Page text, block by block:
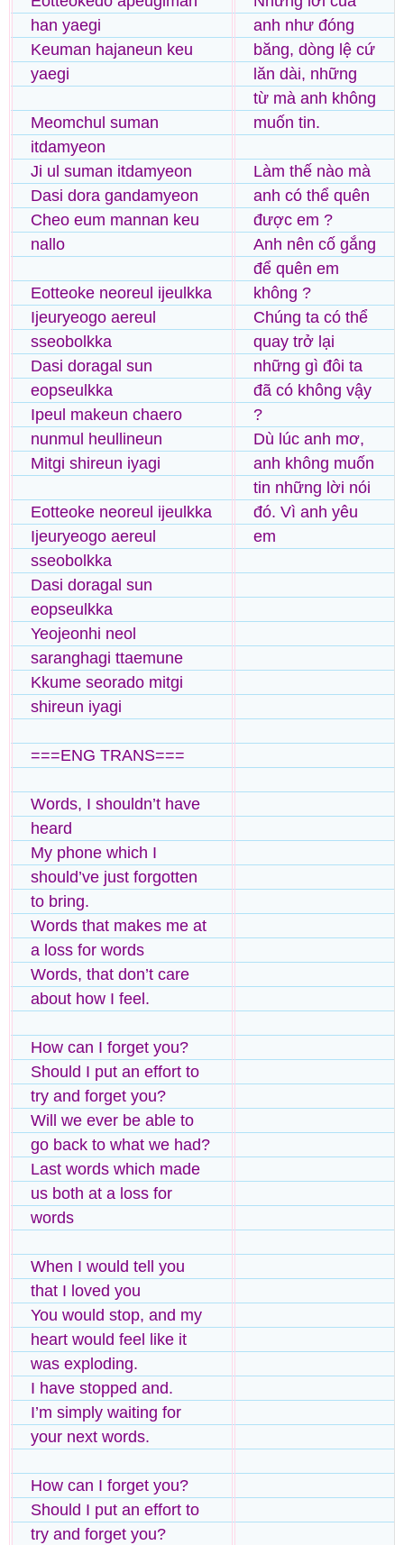
han yaegi
Keuman hajaneun keu
yaegi
Meomchul suman
itdamyeon
Ji ul suman itdamyeon
Dasi dora gandamyeon
Cheo eum mannan keu
nallo
Eotteoke neoreul ijeulkka
Ijeuryeogo aereul
sseobolkka
Dasi doragal sun
eopseulkka
Ipeul makeun chaero
nunmul heullineun
Mitgi shireun iyagi
Eotteoke neoreul ijeulkka
Ijeuryeogo aereul
sseobolkka
Dasi doragal sun
eopseulkka
Yeojeonhi neol
saranghagi ttaemune
Kkume seorado mitgi
shireun iyagi
===ENG TRANS===
Words, I shouldn’t have
heard
My phone which I
should’ve just forgotten
to bring.
Words that makes me at
a loss for words
Words, that don’t care
about how I feel.
How can I forget you?
Should I put an effort to
try and forget you?
Will we ever be able to
go back to what we had?
Last words which made
us both at a loss for
words
When I would tell you
that I loved you
You would stop, and my
heart would feel like it
was exploding.
I have stopped and.
I’m simply waiting for
your next words.
How can I forget you?
Should I put an effort to
try and forget you?
anh như đóng
băng, dòng lệ cứ
lăn dài, những
từ mà anh không
muốn tin.
Làm thế nào mà
anh có thể quên
được em ?
Anh nên cố gắng
để quên em
không ?
Chúng ta có thể
quay trở lại
những gì đôi ta
đã có không vậy
?
Dù lúc anh mơ,
anh không muốn
tin những lời nói
đó. Vì anh yêu
em